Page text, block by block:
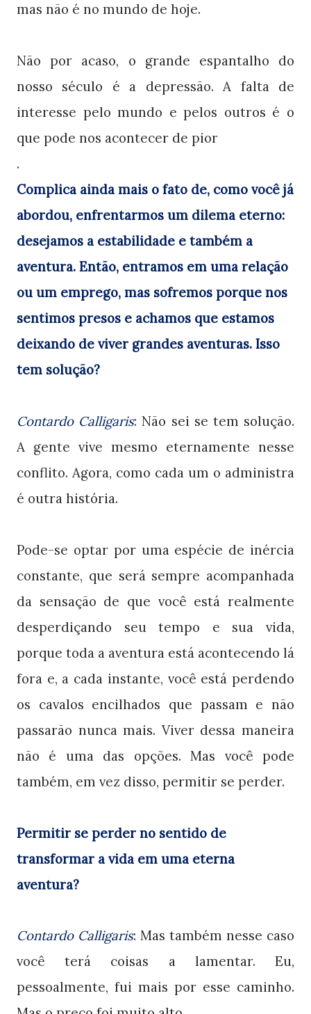
mas não é no mundo de hoje.
Não por acaso, o grande espantalho do
nosso século é a depressão. A falta de
interesse pelo mundo e pelos outros é o
que pode nos acontecer de pior
.
Complica ainda mais o fato de, como você já
abordou, enfrentarmos um dilema eterno:
desejamos a estabilidade e também a
aventura. Então, entramos em uma relação
ou um emprego, mas sofremos porque nos
sentimos presos e achamos que estamos
deixando de viver grandes aventuras. Isso
tem solução?
Contardo Calligaris: Não sei se tem solução.
A gente vive mesmo eternamente nesse
conflito. Agora, como cada um o administra
é outra história.
Pode-se optar por uma espécie de inércia
constante, que será sempre acompanhada
da sensação de que você está realmente
desperdiçando seu tempo e sua vida,
porque toda a aventura está acontecendo lá
fora e, a cada instante, você está perdendo
os cavalos encilhados que passam e não
passarão nunca mais. Viver dessa maneira
não é uma das opções. Mas você pode
também, em vez disso, permitir se perder.
Permitir se perder no sentido de
transformar a vida em uma eterna
aventura?
Contardo Calligaris: Mas também nesse caso
você terá coisas a lamentar. Eu,
pessoalmente, fui mais por esse caminho.